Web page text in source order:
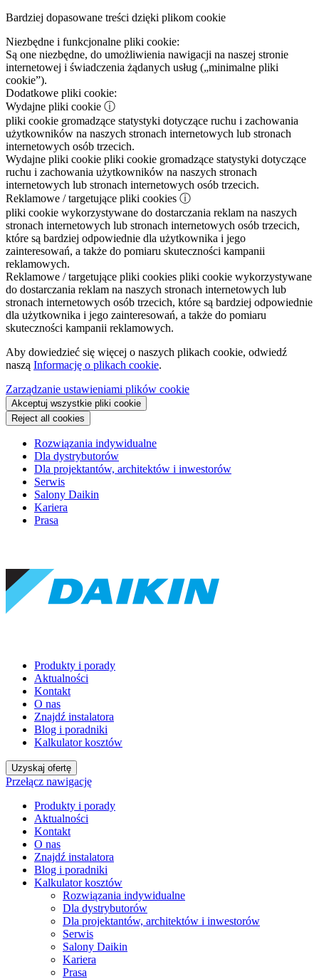
Bardziej dopasowane treści dzięki plikom cookie
Niezbędne i funkcjonalne pliki cookie:
Są one niezbędne, do umożliwienia nawigacji na naszej stronie
internetowej i świadczenia żądanych usług („minimalne pliki
cookie”).
Dodatkowe pliki cookie:
Wydajne pliki cookie ⓘ
pliki cookie gromadzące statystyki dotyczące ruchu i zachowania
użytkowników na naszych stronach internetowych lub stronach
internetowych osób trzecich.
Wydajne pliki cookie pliki cookie gromadzące statystyki dotyczące
ruchu i zachowania użytkowników na naszych stronach
internetowych lub stronach internetowych osób trzecich.
Reklamowe / targetujące pliki cookies ⓘ
pliki cookie wykorzystywane do dostarczania reklam na naszych
stronach internetowych lub stronach internetowych osób trzecich,
które są bardziej odpowiednie dla użytkownika i jego
zainteresowań, a także do pomiaru skuteczności kampanii
reklamowych.
Reklamowe / targetujące pliki cookies pliki cookie wykorzystywane
do dostarczania reklam na naszych stronach internetowych lub
stronach internetowych osób trzecich, które są bardziej odpowiednie
dla użytkownika i jego zainteresowań, a także do pomiaru
skuteczności kampanii reklamowych.
Aby dowiedzieć się więcej o naszych plikach cookie, odwiedź
naszą Informację o plikach cookie.
Zarządzanie ustawieniami plików cookie
Akceptuj wszystkie pliki cookie
Reject all cookies
Rozwiązania indywidualne
Dla dystrybutorów
Dla projektantów, architektów i inwestorów
Serwis
Salony Daikin
Kariera
Prasa
Produkty i porady
Aktualności
Kontakt
O nas
Znajdź instalatora
Blog i poradniki
Kalkulator kosztów
Uzyskaj ofertę
Przełącz nawigację
Produkty i porady
Aktualności
Kontakt
O nas
Znajdź instalatora
Blog i poradniki
Kalkulator kosztów
Rozwiązania indywidualne
Dla dystrybutorów
Dla projektantów, architektów i inwestorów
Serwis
Salony Daikin
Kariera
Prasa